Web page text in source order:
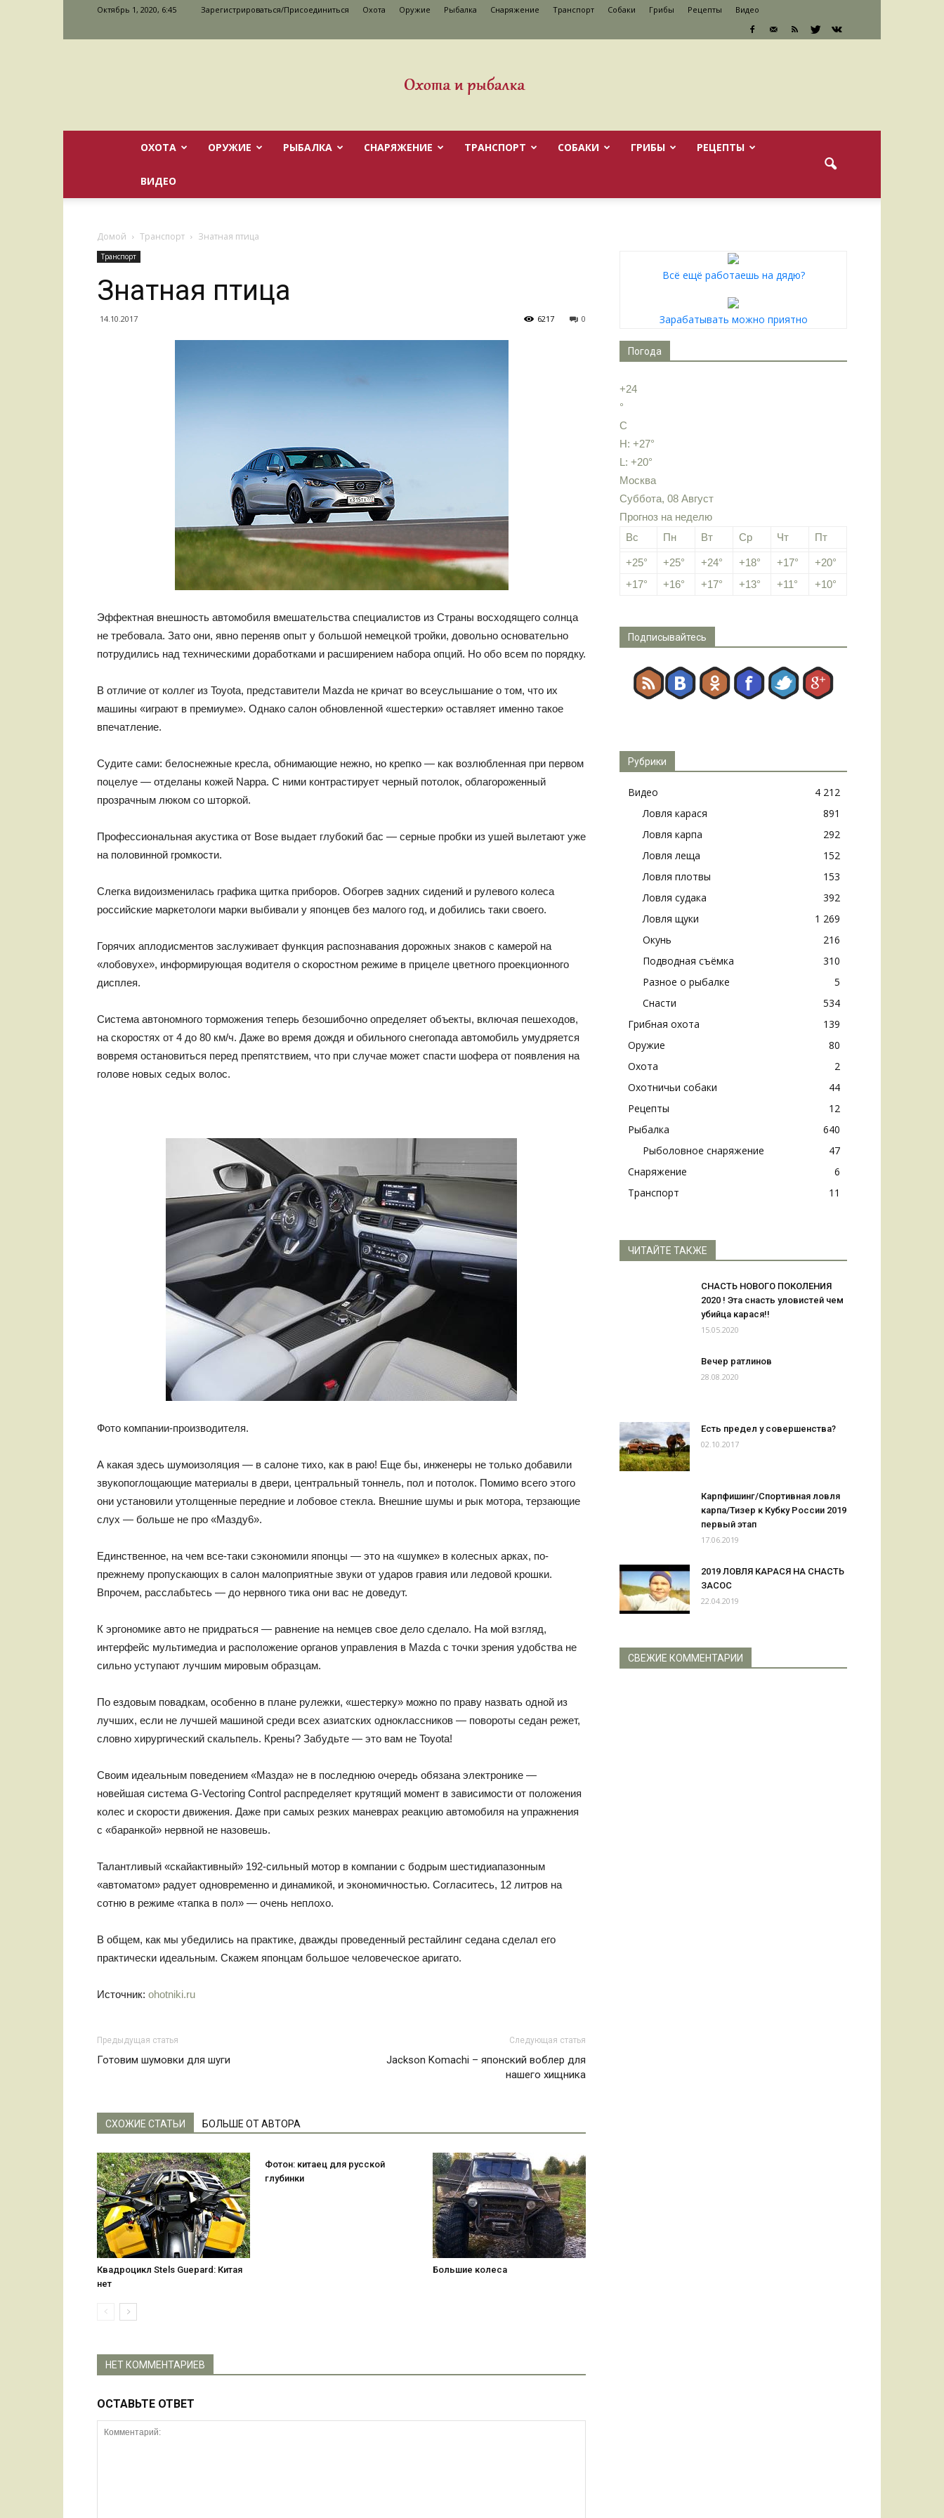
Октябрь 1, 2020, 6:45 Зарегистрироваться/Присоединиться Охота Оружие Рыбалка Снаряжение Транспорт Cобаки Грибы Рецепты Видео
ОХОТА ОРУЖИЕ РЫБАЛКА СНАРЯЖЕНИЕ ТРАНСПОРТ CОБАКИ ГРИБЫ РЕЦЕПТЫ
ВИДЕО
Домой Транспорт Знатная птица
Транспорт
Знатная птица
14.10.2017 0
6217
Эффектная внешность автомобиля вмешательства специалистов из Страны восходящего солнца
не требовала. Зато они, явно переняв опыт у большой немецкой тройки, довольно основательно
потрудились над техническими доработками и расширением набора опций. Но обо всем по порядку.
В отличие от коллег из Toyota, представители Mazda не кричат во всеуслышание о том, что их
машины «играют в премиуме». Однако салон обновленной «шестерки» оставляет именно такое
впечатление.
Судите сами: белоснежные кресла, обнимающие нежно, но крепко — как возлюбленная при первом
поцелуе — отделаны кожей Nappa. С ними контрастирует черный потолок, облагороженный
прозрачным люком со шторкой.
Профессиональная акустика от Bose выдает глубокий бас — серные пробки из ушей вылетают уже
на половинной громкости.
Слегка видоизменилась графика щитка приборов. Обогрев задних сидений и рулевого колеса
российские маркетологи марки выбивали у японцев без малого год, и добились таки своего.
Горячих аплодисментов заслуживает функция распознавания дорожных знаков с камерой на
«лобовухе», информирующая водителя о скоростном режиме в прицеле цветного проекционного
дисплея.
Система автономного торможения теперь безошибочно определяет объекты, включая пешеходов,
на скоростях от 4 до 80 км/ч. Даже во время дождя и обильного снегопада автомобиль умудряется
вовремя остановиться перед препятствием, что при случае может спасти шофера от появления на
голове новых седых волос.
Фото компании-производителя.
А какая здесь шумоизоляция — в салоне тихо, как в раю! Еще бы, инженеры не только добавили
звукопоглощающие материалы в двери, центральный тоннель, пол и потолок. Помимо всего этого
они установили утолщенные передние и лобовое стекла. Внешние шумы и рык мотора, терзающие
слух — больше не про «Мазду6».
Единственное, на чем все-таки сэкономили японцы — это на «шумке» в колесных арках, по-
прежнему пропускающих в салон малоприятные звуки от ударов гравия или ледовой крошки.
Впрочем, расслабьтесь — до нервного тика они вас не доведут.
К эргономике авто не придраться — равнение на немцев свое дело сделало. На мой взгляд,
интерфейс мультимедиа и расположение органов управления в Mazda с точки зрения удобства не
сильно уступают лучшим мировым образцам.
По ездовым повадкам, особенно в плане рулежки, «шестерку» можно по праву назвать одной из
лучших, если не лучшей машиной среди всех азиатских одноклассников — повороты седан режет,
словно хирургический скальпель. Крены? Забудьте — это вам не Toyota!
Своим идеальным поведением «Мазда» не в последнюю очередь обязана электронике —
новейшая система G-Vectoring Control распределяет крутящий момент в зависимости от положения
колес и скорости движения. Даже при самых резких маневрах реакцию автомобиля на упражнения
с «баранкой» нервной не назовешь.
Талантливый «скайактивный» 192-сильный мотор в компании с бодрым шестидиапазонным
«автоматом» радует одновременно и динамикой, и экономичностью. Согласитесь, 12 литров на
сотню в режиме «тапка в пол» — очень неплохо.
В общем, как мы убедились на практике, дважды проведенный рестайлинг седана сделал его
практически идеальным. Скажем японцам большое человеческое аригато.
Источник: ohotniki.ru
Предыдущая статья
Готовим шумовки для шуги
Следующая статья
Jackson Komachi – японский воблер для
нашего хищника
СХОЖИЕ СТАТЬИ БОЛЬШЕ ОТ АВТОРА
Квадроцикл Stels Guepard: Китая
нет
Фотон: китаец для русской
глубинки
Большие колеса
НЕТ КОММЕНТАРИЕВ
ОСТАВЬТЕ ОТВЕТ
Всё ещё работаешь на дядю?
Зарабатывать можно приятно
Погода
+24
°
C
H: +27°
L: +20°
Москва
Суббота, 08 Август
Прогноз на неделю
Вс
Пн Вт Ср Чт Пт
+25° +25° +24° +18° +17° +20°
+17° +16° +17° +13° +11° +10°
Подписывайтесь
Рубрики
Видео
4 212
Ловля карася
891
Ловля карпа
292
Ловля леща
152
Ловля плотвы
153
Ловля судака
392
Ловля щуки
1 269
Окунь
216
Подводная съёмка
310
Разное о рыбалке
5
Снасти
534
Грибная охота
139
Оружие
80
Охота
2
Охотничьи собаки
44
Рецепты
12
Рыбалка
640
Рыболовное снаряжение
47
Снаряжение
6
Транспорт
11
ЧИТАЙТЕ ТАКЖЕ
СНАСТЬ НОВОГО ПОКОЛЕНИЯ
2020 ! Эта снасть уловистей чем
убийца карася!!
15.05.2020
Вечер ратлинов
28.08.2020
Есть предел у совершенства?
02.10.2017
Карпфишинг/Спортивная ловля
карпа/Тизер к Кубку России 2019
первый этап
17.06.2019
2019 ЛОВЛЯ КАРАСЯ НА СНАСТЬ
ЗАСОС
22.04.2019
СВЕЖИЕ КОММЕНТАРИИ